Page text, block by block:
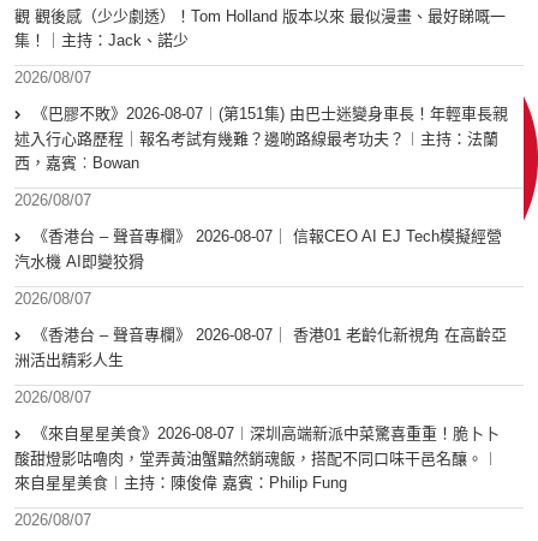
觀 觀後感（少少劇透）！Tom Holland 版本以來 最似漫畫、最好睇嘅一
集！｜主持：Jack、諾少
2026/08/07
《巴膠不敗》2026-08-07︱(第151集) 由巴士迷變身車長！年輕車長親
述入行心路歷程｜報名考試有幾難？邊啲路線最考功夫？︱主持：法蘭
西，嘉賓︰Bowan
2026/08/07
《香港台 – 聲音專欄》 2026-08-07｜ 信報CEO AI EJ Tech模擬經營
汽水機 AI即變狡猾
2026/08/07
《香港台 – 聲音專欄》 2026-08-07｜ 香港01 老齡化新視角 在高齡亞
洲活出精彩人生
2026/08/07
《來自星星美食》2026-08-07︱深圳高端新派中菜驚喜重重！脆卜卜
酸甜燈影咕嚕肉，堂弄黃油蟹黯然銷魂飯，搭配不同口味干邑名釀。︱
來自星星美食︱主持：陳俊偉 嘉賓：Philip Fung
2026/08/07